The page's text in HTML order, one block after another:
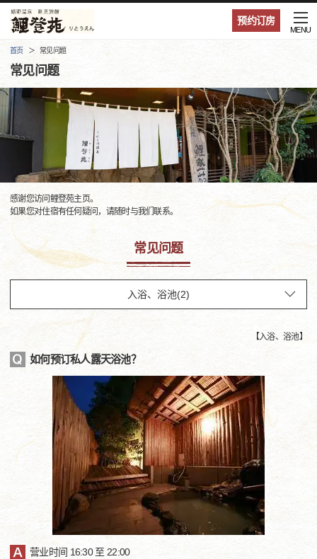
预约订房
MENU
首页 常见问题
常见问题
感谢您访问鲤登苑主页。
如果您对住宿有任何疑问，请随时与我们联系。
常见问题
【入浴、浴池】
如何预订私人露天浴池？
营业时间 16:30 至 22:00